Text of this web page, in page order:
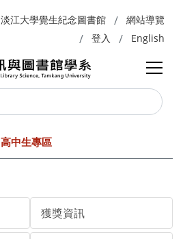
淡江大學覺生紀念圖書館
網站導覽
登入
English
高中生專區
獲獎資訊